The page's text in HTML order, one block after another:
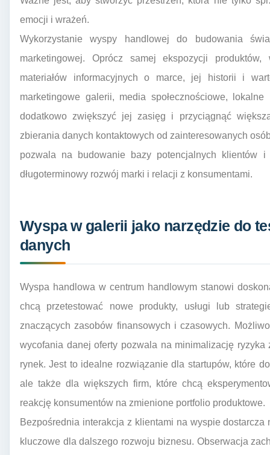
emocji i wrażeń.
Wykorzystanie wyspy handlowej do budowania
marketingowej. Oprócz samej ekspozycji
materiałów informacyjnych o marce, jej historii i
marketingowe galerii, media społecznościowe,
dodatkowo zwiększyć jej zasięg i przyciągnąć
zbierania danych kontaktowych od zainteresowanych
pozwala na budowanie bazy potencjalnych klientów
długoterminowy rozwój marki i relacji z konsumentami.
Wyspa w galerii jako narzędzie do
danych
Wyspa handlowa w centrum handlowym stanowi
chcą przetestować nowe produkty, usługi lub
znaczących zasobów finansowych i czasowych.
wycofania danej oferty pozwala na minimalizację
rynek. Jest to idealne rozwiązanie dla startupów, które
ale także dla większych firm, które chcą
reakcję konsumentów na zmienione portfolio produktowe.
Bezpośrednia interakcja z klientami na wyspie
kluczowe dla dalszego rozwoju biznesu. Obserwacja